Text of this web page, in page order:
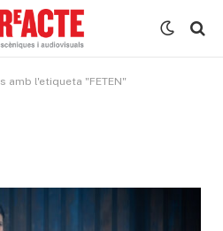
amb l'etiqueta "FETEN"